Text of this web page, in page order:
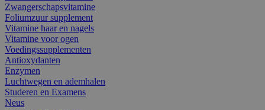
Zwangerschapsvitamine
Foliumzuur supplement
Vitamine haar en nagels
Vitamine voor ogen
Voedingssupplementen
Antioxydanten
Enzymen
Luchtwegen en ademhalen
Studeren en Examens
Neus